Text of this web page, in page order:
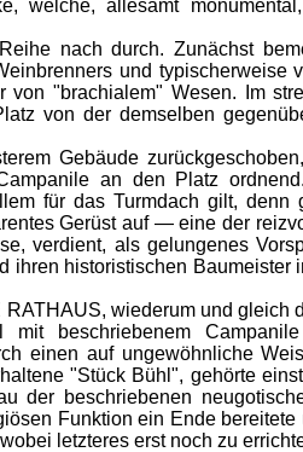
welche, allesamt
nach durch. Zunächst
und
"brachialem" Wesen. Im
von der demselben
Gebäude
an den Platz
für das Turmdach gilt,
Gerüst auf — eine der
verdient, als gelungenes
ihren historistischen
wiederum und gleich
mit beschriebenem
einen auf ungewöhnliche
"Stück Bühl", gehörte
der beschriebenen
Funktion ein Ende
letzteres erst noch zu